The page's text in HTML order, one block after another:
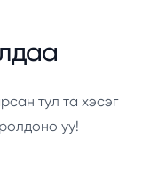
тул та хэсэг
уу!